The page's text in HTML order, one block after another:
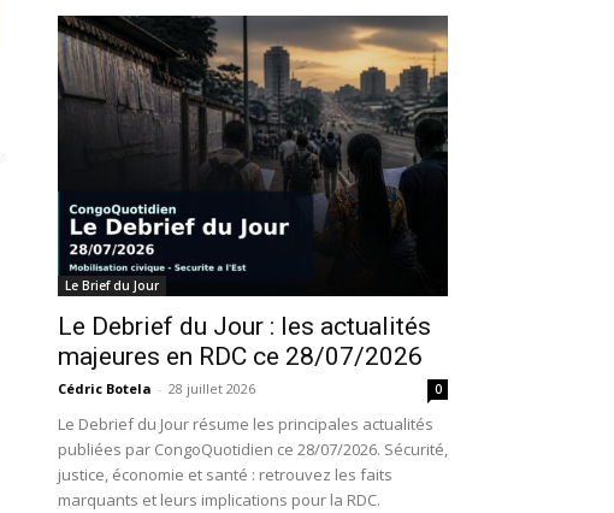
Le Brief du Jour
Le Debrief du Jour : les actualités
majeures en RDC ce 28/07/2026
Cédric Botela - 28 juillet 2026 0
Le Debrief du Jour résume les principales actualités
publiées par CongoQuotidien ce 28/07/2026. Sécurité,
justice, économie et santé : retrouvez les faits
marquants et leurs implications pour la RDC.